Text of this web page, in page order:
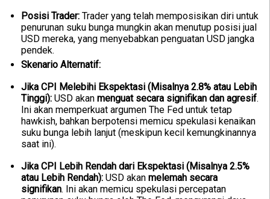
Posisi Trader: Trader yang telah memposisikan diri untuk
penurunan suku bunga mungkin akan menutup posisi jual
USD mereka, yang menyebabkan penguatan USD jangka
pendek.
Skenario Alternatif:
Jika CPI Melebihi Ekspektasi (Misalnya 2.8% atau Lebih
Tinggi): USD akan menguat secara signifikan dan agresif.
Ini akan memperkuat argumen The Fed untuk tetap
hawkish, bahkan berpotensi memicu spekulasi kenaikan
suku bunga lebih lanjut (meskipun kecil kemungkinannya
saat ini).
Jika CPI Lebih Rendah dari Ekspektasi (Misalnya 2.5%
atau Lebih Rendah): USD akan melemah secara
signifikan. Ini akan memicu spekulasi percepatan